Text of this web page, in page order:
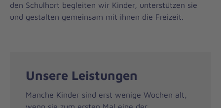
den Schulhort begleiten wir Kinder, unterstützen sie
und gestalten gemeinsam mit ihnen die Freizeit.
Unsere Leistungen
Manche Kinder sind erst wenige Wochen alt,